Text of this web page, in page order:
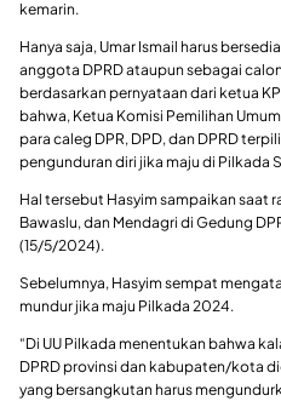
kemarin.
Hanya saja, Umar Ismail harus
anggota DPRD ataupun sebagai
berdasarkan pernyataan dari ketua
bahwa, Ketua Komisi Pemilihan
para caleg DPR, DPD, dan DPRD
pengunduran diri jika maju di Pilkada
Hal tersebut Hasyim sampaikan saat
Bawaslu, dan Mendagri di Gedung
(15/5/2024).
Sebelumnya, Hasyim sempat
mundur jika maju Pilkada 2024.
“Di UU Pilkada menentukan bahwa
DPRD provinsi dan kabupaten/kota
yang bersangkutan harus